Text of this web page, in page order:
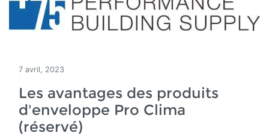
7 avril, 2023
Les avantages des produits
d'enveloppe Pro Clima
(réservé)